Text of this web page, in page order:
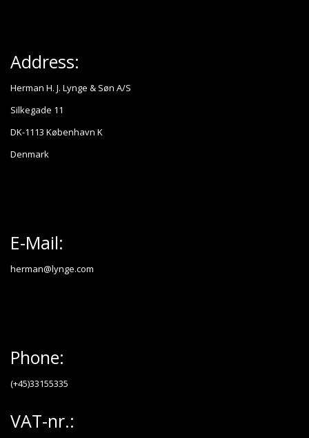
Address:
Herman H. J. Lynge & Søn A/S
Silkegade 11
DK-1113 København K
Denmark
E-Mail:
herman@lynge.com
Phone:
(+45)33155335
VAT-nr.: